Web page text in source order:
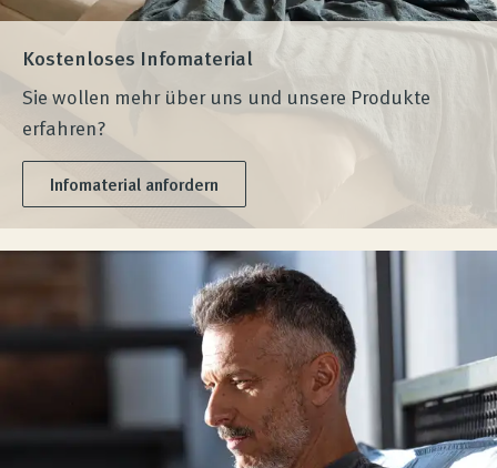
Kostenloses Infomaterial
Sie wollen mehr über uns und unsere Produkte
erfahren?
Infomaterial anfordern